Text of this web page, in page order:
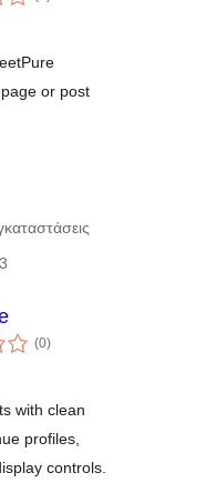
σύνολο
or post
(0αξιολογήσεις
σύνολο
)
with clean
profiles,
controls.